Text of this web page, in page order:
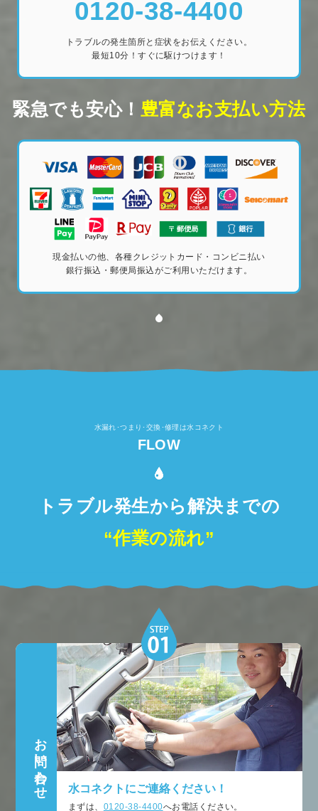
0120-38-4400
トラブルの発生箇所と症状をお伝えください。
最短10分！すぐに駆けつけます！
緊急でも安心！ 豊富なお支払い方法
現金払いの他、各種クレジットカード・コンビニ払い
銀行振込・郵便局振込がご利用いただけます。
水漏れ･つまり･交換･修理は水コネクト
FLOW
トラブル発生から解決までの
“作業の流れ”
お問い合わせ 水コネクトにご連絡ください！
まずは、 0120-38-4400へお電話ください。